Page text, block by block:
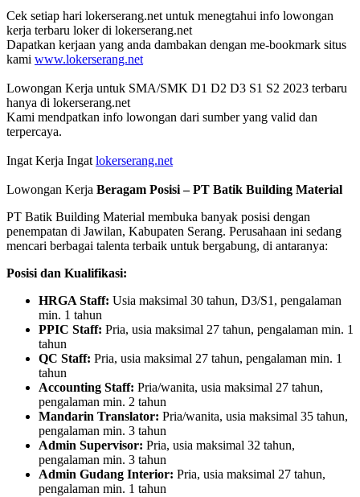
Cek setiap hari lokerserang.net untuk menegtahui info lowongan
kerja terbaru loker di lokerserang.net
Dapatkan kerjaan yang anda dambakan dengan me-bookmark situs
kami www.lokerserang.net
Lowongan Kerja untuk SMA/SMK D1 D2 D3 S1 S2 2023 terbaru
hanya di lokerserang.net
Kami mendpatkan info lowongan dari sumber yang valid dan
terpercaya.
Ingat Kerja Ingat lokerserang.net
Lowongan Kerja Beragam Posisi – PT Batik Building Material
PT Batik Building Material membuka banyak posisi dengan
penempatan di Jawilan, Kabupaten Serang. Perusahaan ini sedang
mencari berbagai talenta terbaik untuk bergabung, di antaranya:
Posisi dan Kualifikasi:
HRGA Staff: Usia maksimal 30 tahun, D3/S1, pengalaman
min. 1 tahun
PPIC Staff: Pria, usia maksimal 27 tahun, pengalaman min. 1
tahun
QC Staff: Pria, usia maksimal 27 tahun, pengalaman min. 1
tahun
Accounting Staff: Pria/wanita, usia maksimal 27 tahun,
pengalaman min. 2 tahun
Mandarin Translator: Pria/wanita, usia maksimal 35 tahun,
pengalaman min. 3 tahun
Admin Supervisor: Pria, usia maksimal 32 tahun,
pengalaman min. 3 tahun
Admin Gudang Interior: Pria, usia maksimal 27 tahun,
pengalaman min. 1 tahun